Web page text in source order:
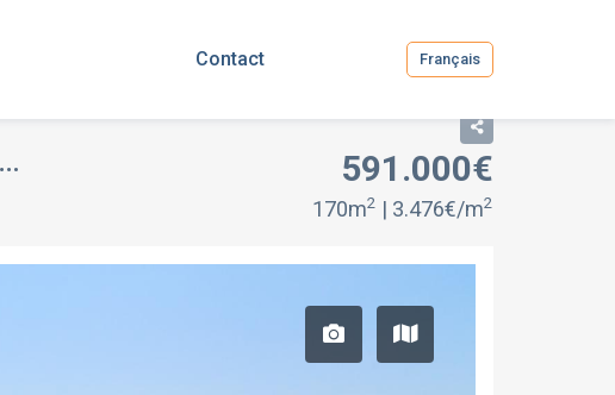
Contact Français
591.000€
170m2 | 3.476€/m2